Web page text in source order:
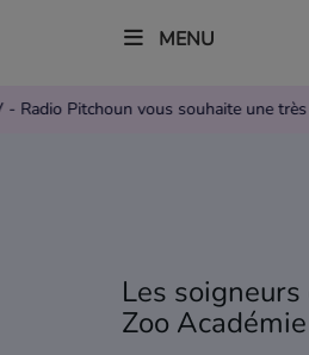
MENU
TV - Radio Pitchoun vous souhaite une
Replay TV Pitchoun
Les
Zoo